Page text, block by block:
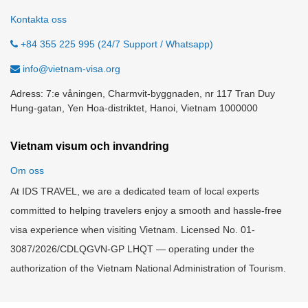
Kontakta oss
+84 355 225 995 (24/7 Support / Whatsapp)
info@vietnam-visa.org
Adress: 7:e våningen, Charmvit-byggnaden, nr 117 Tran Duy
Hung-gatan, Yen Hoa-distriktet, Hanoi, Vietnam 1000000
Vietnam visum och invandring
Om oss
At IDS TRAVEL, we are a dedicated team of local experts
committed to helping travelers enjoy a smooth and hassle-free
visa experience when visiting Vietnam. Licensed No. 01-
3087/2026/CDLQGVN-GP LHQT — operating under the
authorization of the Vietnam National Administration of Tourism.